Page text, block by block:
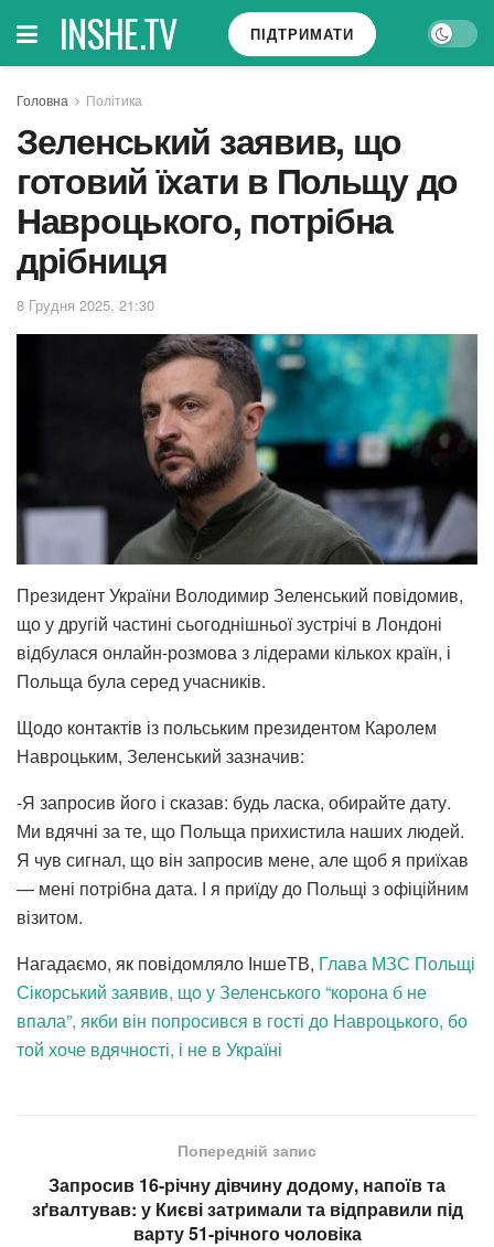
INSHE.TV ПІДТРИМАТИ
Головна Політика
Зеленський заявив, що
готовий їхати в Польщу до
Навроцького, потрібна
дрібниця
8 Грудня 2025, 21:30
Президент України Володимир Зеленський повідомив,
що у другій частині сьогоднішньої зустрічі в Лондоні
відбулася онлайн-розмова з лідерами кількох країн, і
Польща була серед учасників.
Щодо контактів із польським президентом Каролем
Навроцьким, Зеленський зазначив:
-Я запросив його і сказав: будь ласка, обирайте дату.
Ми вдячні за те, що Польща прихистила наших людей.
Я чув сигнал, що він запросив мене, але щоб я приїхав
— мені потрібна дата. І я приїду до Польщі з офіційним
візитом.
Нагадаємо, як повідомляло ІншеТВ, Глава МЗС Польщі
Сікорський заявив, що у Зеленського “корона б не
впала”, якби він попросився в гості до Навроцького, бо
той хоче вдячності, і не в Україні
Попередній запис
Запросив 16-річну дівчину додому, напоїв та
зґвалтував: у Києві затримали та відправили під
варту 51-річного чоловіка